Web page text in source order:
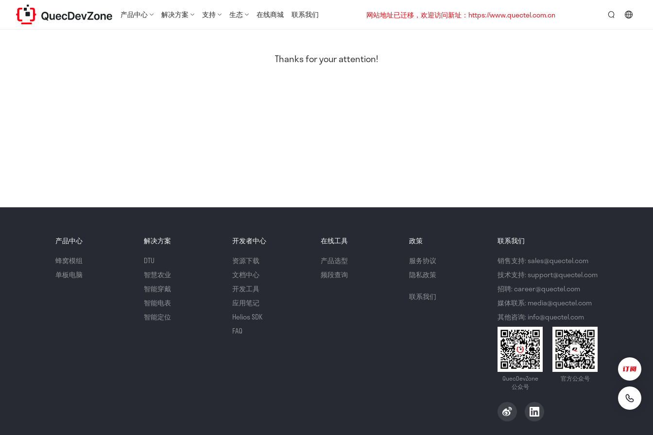
产品中心 解决方案 支持 生态 在线商城 联系我们
网站地址已迁移，欢迎访问新址：https://www.quectel.com.cn
Thanks for your attention!
产品中心
蜂窝模组
单板电脑
解决方案
DTU
智慧农业
智能穿戴
智能电表
智能定位
开发者中心
资源下载
文档中心
开发工具
应用笔记
Helios SDK
FAQ
在线工具
产品选型
频段查询
政策
服务协议
隐私政策
联系我们
联系我们
销售支持: sales@quectel.com
技术支持: support@quectel.com
招聘: career@quectel.com
媒体联系: media@quectel.com
其他咨询: info@quectel.com
QuecDevZone
公众号
官方公众号